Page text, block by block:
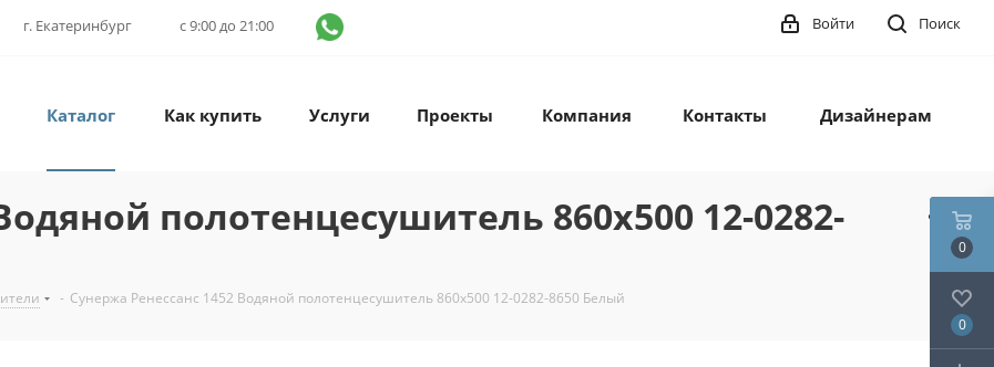
г. Екатеринбург с 9:00 до 21:00 Поиск
Войти
Каталог Как купить Услуги Проекты Компания Контакты Дизайнерам
полотенцесушитель 860x500 12-0282-
- Сунержа Ренессанс 1452 Водяной полотенцесушитель 860x500 12-0282-8650 Белый
0
0